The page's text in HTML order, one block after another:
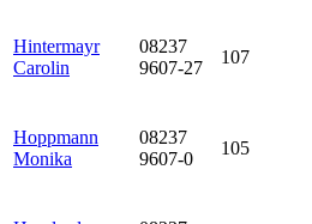
Hintermayr
Carolin
08237
9607-27
107
Hoppmann
Monika
08237
9607-0
105